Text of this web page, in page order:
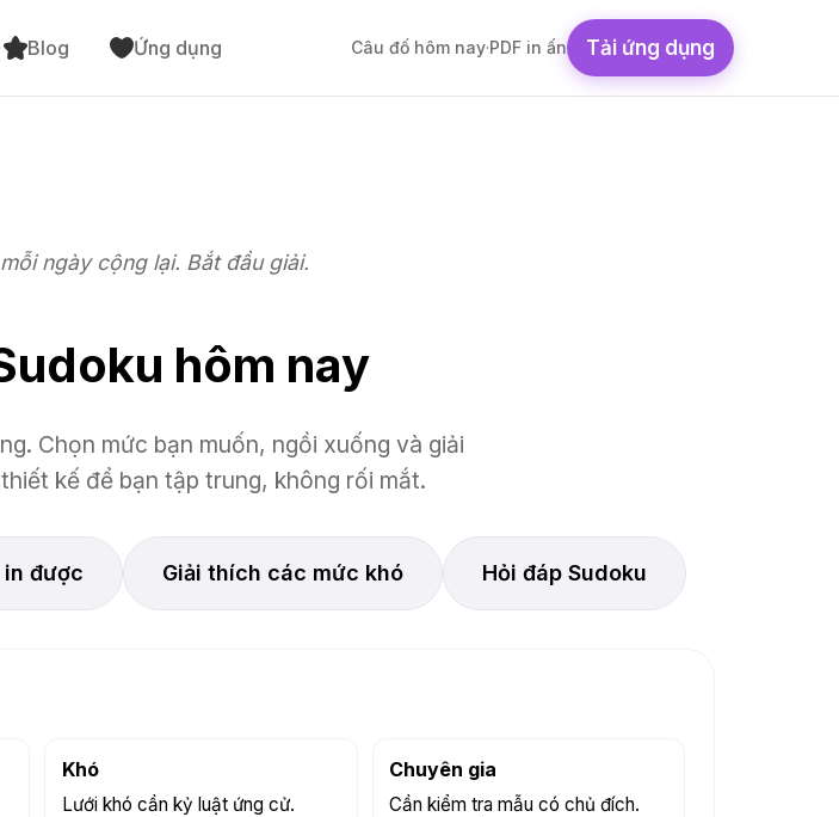
Blog Ứng dụng Câu đố hôm nay·PDF in ấn Tải ứng dụng
ngày cộng lại. Bắt đầu giải.
hôm nay
Chọn mức bạn muốn, ngồi xuống và giải
kế để bạn tập trung, không rối mắt.
in được Giải thích các mức khó Hỏi đáp Sudoku
Khó
Lưới khó cần kỷ luật ứng cử.
Chuyên gia
Cần kiểm tra mẫu có chủ đích.